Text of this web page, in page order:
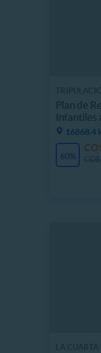
Plan de
Infantiles
16868.4
60%